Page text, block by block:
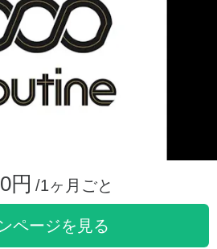
円 /1ヶ月ごと
ページを見る